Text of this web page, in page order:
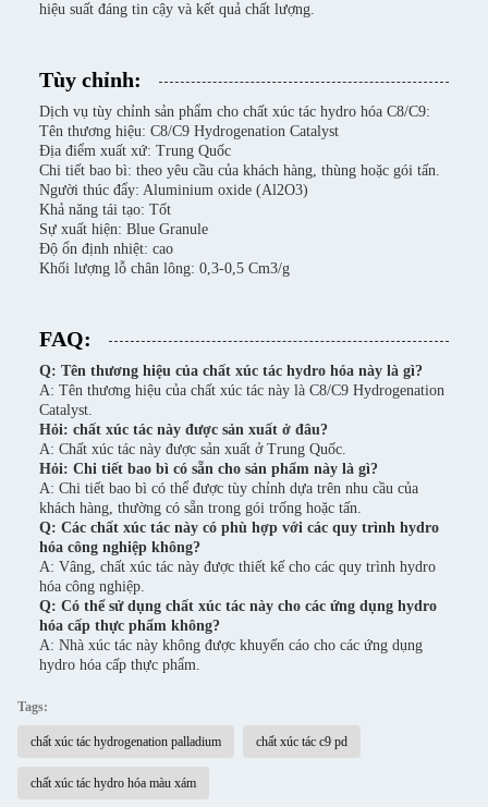
hiệu suất đáng tin cậy và kết quả chất lượng.
Tùy chỉnh:
Dịch vụ tùy chỉnh sản phẩm cho chất xúc tác hydro hóa C8/C9:
Tên thương hiệu: C8/C9 Hydrogenation Catalyst
Địa điểm xuất xứ: Trung Quốc
Chi tiết bao bì: theo yêu cầu của khách hàng, thùng hoặc gói tấn.
Người thúc đẩy: Aluminium oxide (Al2O3)
Khả năng tái tạo: Tốt
Sự xuất hiện: Blue Granule
Độ ổn định nhiệt: cao
Khối lượng lỗ chân lông: 0,3-0,5 Cm3/g
FAQ:
Q: Tên thương hiệu của chất xúc tác hydro hóa này là gì?
A: Tên thương hiệu của chất xúc tác này là C8/C9 Hydrogenation
Catalyst.
Hỏi: chất xúc tác này được sản xuất ở đâu?
A: Chất xúc tác này được sản xuất ở Trung Quốc.
Hỏi: Chi tiết bao bì có sẵn cho sản phẩm này là gì?
A: Chi tiết bao bì có thể được tùy chỉnh dựa trên nhu cầu của
khách hàng, thường có sẵn trong gói trống hoặc tấn.
Q: Các chất xúc tác này có phù hợp với các quy trình hydro
hóa công nghiệp không?
A: Vâng, chất xúc tác này được thiết kế cho các quy trình hydro
hóa công nghiệp.
Q: Có thể sử dụng chất xúc tác này cho các ứng dụng hydro
hóa cấp thực phẩm không?
A: Nhà xúc tác này không được khuyến cáo cho các ứng dụng
hydro hóa cấp thực phẩm.
Tags:
chất xúc tác hydrogenation palladium chất xúc tác c9 pd
chất xúc tác hydro hóa màu xám